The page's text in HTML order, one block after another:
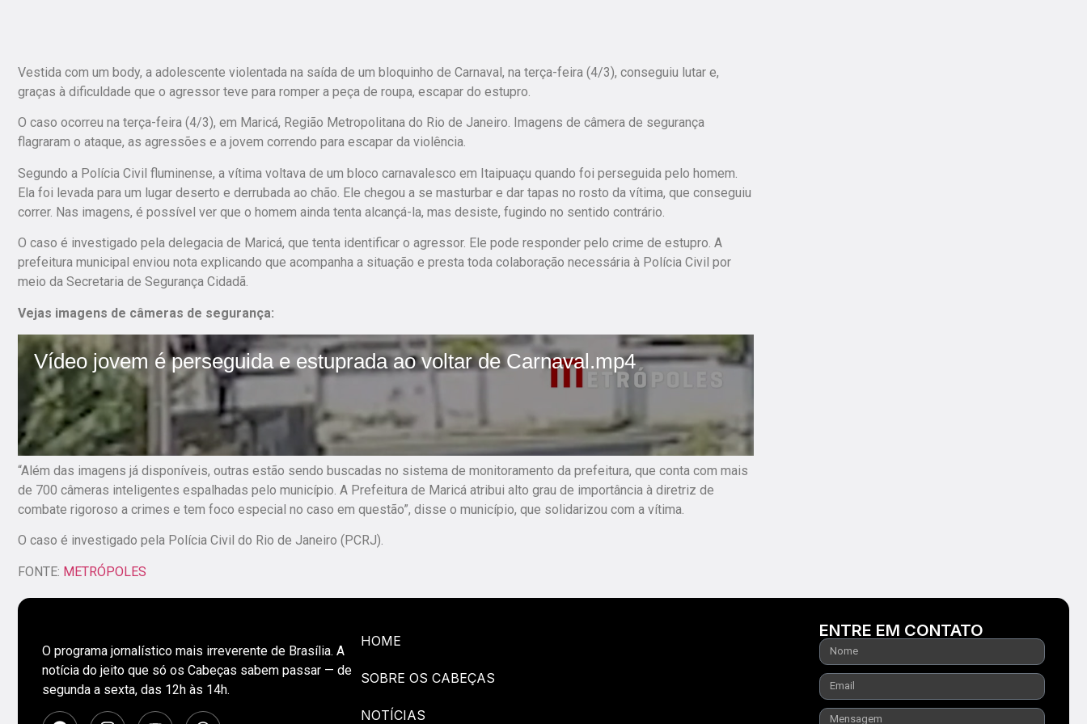
Vestida com um body, a adolescente violentada na saída de um bloquinho de Carnaval, na terça-feira (4/3), conseguiu lutar e,
graças à dificuldade que o agressor teve para romper a peça de roupa, escapar do estupro.
O caso ocorreu na terça-feira (4/3), em Maricá, Região Metropolitana do Rio de Janeiro. Imagens de câmera de segurança
flagraram o ataque, as agressões e a jovem correndo para escapar da violência.
Segundo a Polícia Civil fluminense, a vítima voltava de um bloco carnavalesco em Itaipuaçu quando foi perseguida pelo homem.
Ela foi levada para um lugar deserto e derrubada ao chão. Ele chegou a se masturbar e dar tapas no rosto da vítima, que conseguiu
correr. Nas imagens, é possível ver que o homem ainda tenta alcançá-la, mas desiste, fugindo no sentido contrário.
O caso é investigado pela delegacia de Maricá, que tenta identificar o agressor. Ele pode responder pelo crime de estupro. A
prefeitura municipal enviou nota explicando que acompanha a situação e presta toda colaboração necessária à Polícia Civil por
meio da Secretaria de Segurança Cidadã.
Vejas imagens de câmeras de segurança:
“Além das imagens já disponíveis, outras estão sendo buscadas no sistema de monitoramento da prefeitura, que conta com mais
de 700 câmeras inteligentes espalhadas pelo município. A Prefeitura de Maricá atribui alto grau de importância à diretriz de
combate rigoroso a crimes e tem foco especial no caso em questão”, disse o município, que solidarizou com a vítima.
O caso é investigado pela Polícia Civil do Rio de Janeiro (PCRJ).
FONTE: METRÓPOLES
O programa jornalístico mais irreverente de Brasília. A
notícia do jeito que só os Cabeças sabem passar — de
segunda a sexta, das 12h às 14h.
HOME
SOBRE OS CABEÇAS
NOTÍCIAS
ENTRE EM CONTATO